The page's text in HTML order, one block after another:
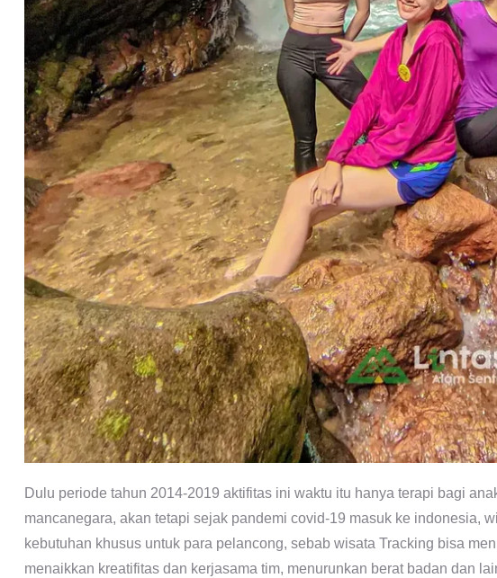
Dulu periode tahun 2014-2019 aktifitas ini waktu itu hanya terapi bagi
mancanegara, akan tetapi sejak pandemi covid-19 masuk ke indonesia,
kebutuhan khusus untuk para pelancong, sebab wisata Tracking bisa
menaikkan kreatifitas dan kerjasama tim, menurunkan berat badan dan